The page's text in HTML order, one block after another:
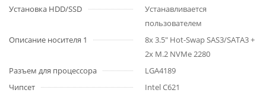
Установка HDD/SSD
Устанавливается
пользователем
Описание носителя 1
8x 3.5" Hot-Swap SAS3/SATA3 +
2x M.2 NVMe 2280
Разъем для процессора
LGA4189
Чипсет
Intel C621